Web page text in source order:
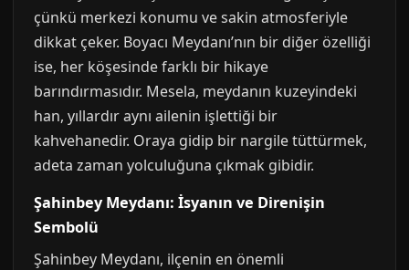
çünkü merkezi konumu ve sakin atmosferiyle
dikkat çeker. Boyacı Meydanı’nın bir diğer özelliği
ise, her köşesinde farklı bir hikaye
barındırmasıdır. Mesela, meydanın kuzeyindeki
han, yıllardır aynı ailenin işlettiği bir
kahvehanedir. Oraya gidip bir nargile tüttürmek,
adeta zaman yolculuğuna çıkmak gibidir.
Şahinbey Meydanı: İsyanın ve Direnişin
Sembolü
Şahinbey Meydanı, ilçenin en önemli